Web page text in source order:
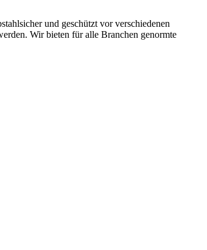
und geschützt vor verschiedenen
Wir bieten für alle Branchen genormte